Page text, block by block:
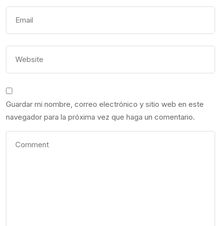
Guardar mi nombre, correo electrónico y sitio web en este
navegador para la próxima vez que haga un comentario.